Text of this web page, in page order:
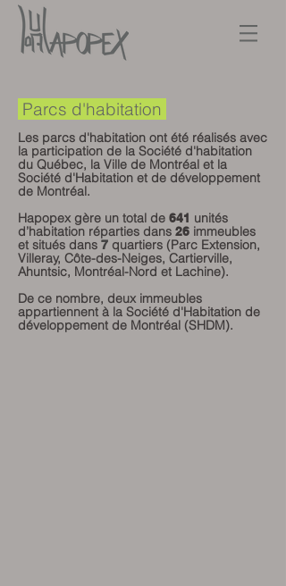
Parcs d'habitation
Les parcs d'habitation ont été réalisés avec
la participation de la Société d'habitation
du Québec, la Ville de Montréal et la
Société d'Habitation et de développement
de Montréal.
Hapopex gère un total de 641 unités
d’habitation réparties dans 26 immeubles
et situés dans 7 quartiers (Parc Extension,
Villeray, Côte-des-Neiges, Cartierville,
Ahuntsic, Montréal-Nord et Lachine).
De ce nombre, deux immeubles
appartiennent à la Société d'Habitation de
développement de Montréal (SHDM).